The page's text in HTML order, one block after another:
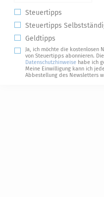
Steuertipps
Steuertipps
Geldtipps
Ja, ich möchte die kostenlosen
von Steuertipps abonnieren. Die
Datenschutzhinweise habe ich
Meine Einwilligung kann ich
Abbestellung des Newsletters